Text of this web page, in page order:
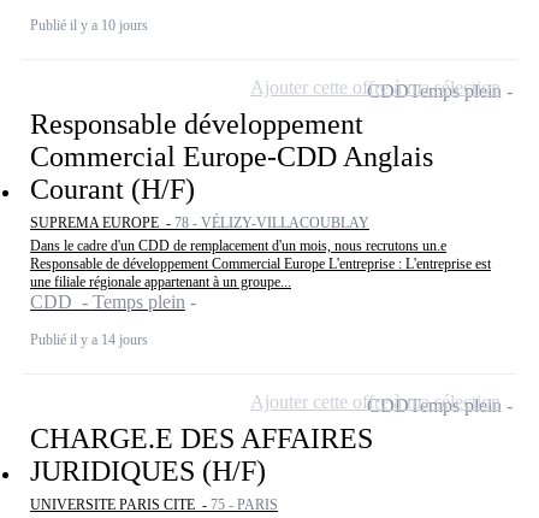
Publié il y a 10 jours
Responsable développement
Commercial Europe-CDD Anglais
Courant (H/F)
SUPREMA EUROPE - 78 - VÉLIZY-VILLACOUBLAY
Dans le cadre d'un CDD de remplacement d'un mois, nous recrutons un.e
Responsable de développement Commercial Europe L'entreprise : L'entreprise est
une filiale régionale appartenant à un groupe...
CDD - Temps plein
Publié il y a 14 jours
CDDTemps plein
Ajouter cette offre à ma sélection
CHARGE.E DES AFFAIRES
JURIDIQUES (H/F)
UNIVERSITE PARIS CITE - 75 - PARIS
CDDTemps plein
Ajouter cette offre à ma sélection